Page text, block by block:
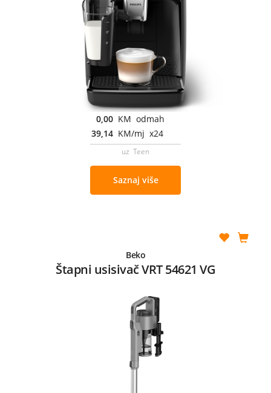
0,00 KM odmah
39,14 KM/mj x24
uz Teen
Saznaj više
Beko
Štapni usisivač VRT 54621 VG